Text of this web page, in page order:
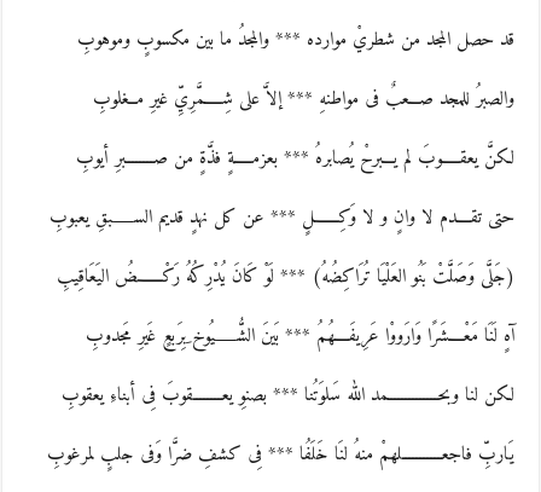
قد حصل المجد من شطريْ موارده *** والمجدُ ما بين مكسوبٍ وموهوبِ
والصبرُ للمجد صـــعبٌ فى مواطنهِ *** إلاَّ على شِـــــمَّرِيِّ غيرِ مــغلوبِ
لكنَّ يعقـــــوبَ لم يـــبرحْ يُصابرهُ *** بعزمـــــةٍ فذَّةٍ من صــــــــبرِ أيوبِ
حتى تقــــدم لا وانٍ و لا وَكِـــــــلٍ *** عن كل نهدٍ قديم الســــــبقِ يعبوبِ
(جَلَّى وَصَلَّتْ بَنُو العَلْيَا تُرَاكِضُهُ) *** لَوْ كَانَ يُدْرِكُهُ رَكْـــــــضُ اليَعَاقِيبِ
آهٍ لَنَا مَعْــــشَرًا وَارَووْا عَرِيفَــــهُمُ *** بَينَ الشُّــــــيُوخ ِبِرَبعٍ غَيرِ مَجدوبِ
لكن لنا وبحــــــــــــــمد الله سَلوَتُنا *** بصنوِ يعــــــــقوبَ فِى أبناءِ يعقوبِ
يَاربِّ فاجعـــــــــــلهمْ منهُ لنَا خَلَفُا *** فِى كشفِ ضرَّا وَفى جلبٍ لمرغوبِ